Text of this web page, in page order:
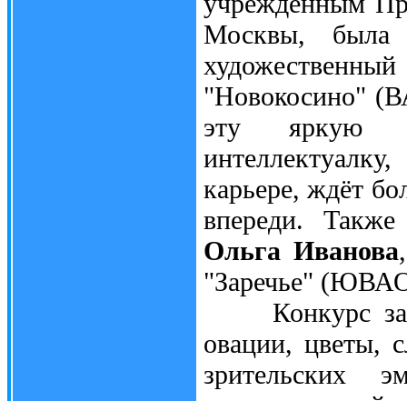
Москвы,
"Новокосино"
эту яркую и
карьере, ждёт
впереди. Также
Ольга Иванова
"Заречье"
Конкурс
овации, цветы,
зрительских